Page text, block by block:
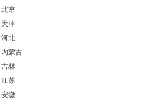
北京
天津
河北
内蒙古
吉林
江苏
安徽